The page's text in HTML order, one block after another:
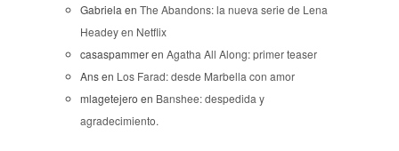
Gabriela en The Abandons: la nueva serie de Lena
Headey en Netflix
casaspammeren Agatha All Along: primer teaser
Ansen Los Farad: desde Marbella con amor
mlagetejero en Banshee: despedida y
agradecimiento.